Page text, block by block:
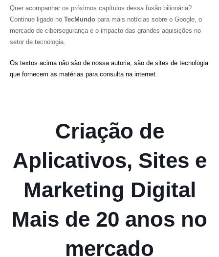
Quer acompanhar os próximos capítulos dessa fusão bilionária?
Continue ligado no TecMundo para mais notícias sobre o Google, o
mercado de cibersegurança e o impacto das grandes aquisições no
setor de tecnologia.
Os textos acima não são de nossa autoria, são de sites de tecnologia
que fornecem as matérias para consulta na internet.
Criação de
Aplicativos, Sites e
Marketing Digital
Mais de 20 anos no
mercado